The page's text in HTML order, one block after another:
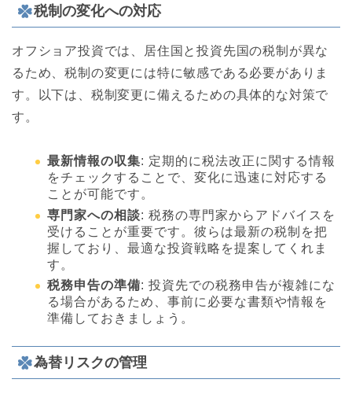
税制の変化への対応
オフショア投資では、居住国と投資先国の税制が異な
るため、税制の変更には特に敏感である必要がありま
す。以下は、税制変更に備えるための具体的な対策で
す。
最新情報の収集: 定期的に税法改正に関する情報
をチェックすることで、変化に迅速に対応する
ことが可能です。
専門家への相談: 税務の専門家からアドバイスを
受けることが重要です。彼らは最新の税制を把
握しており、最適な投資戦略を提案してくれま
す。
税務申告の準備: 投資先での税務申告が複雑にな
る場合があるため、事前に必要な書類や情報を
準備しておきましょう。
為替リスクの管理